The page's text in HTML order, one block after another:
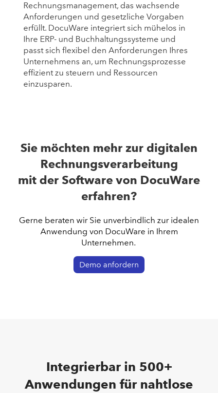
Rechnungsmanagement, das wachsende
Anforderungen und gesetzliche Vorgaben
erfüllt. DocuWare integriert sich mühelos in
Ihre ERP- und Buchhaltungssysteme und
passt sich flexibel den Anforderungen Ihres
Unternehmens an, um Rechnungsprozesse
effizient zu steuern und Ressourcen
einzusparen.
Sie möchten mehr zur digitalen
Rechnungsverarbeitung
mit der Software von DocuWare
erfahren?
Gerne beraten wir Sie unverbindlich zur idealen
Anwendung von DocuWare in Ihrem
Unternehmen.
Demo anfordern
Integrierbar in 500+
Anwendungen für nahtlose